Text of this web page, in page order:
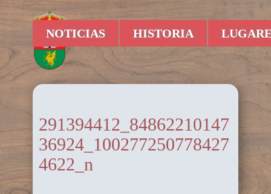
NOTICIAS HISTORIA
291394412_84862210147
36924_100277250778427
4622_n